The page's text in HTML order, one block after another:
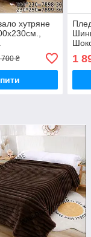
хутряне
₴ 1